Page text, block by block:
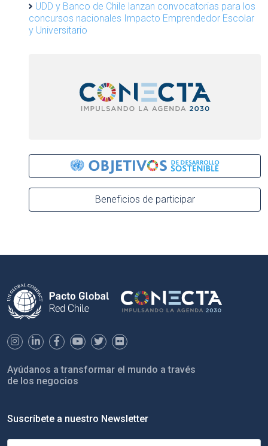
UDD y Banco de Chile lanzan convocatorias para los
concursos nacionales Impacto Emprendedor Escolar
y Universitario
Beneficios de participar
Ayúdanos a transformar el mundo a través
de los negocios
Suscríbete a nuestro Newsletter